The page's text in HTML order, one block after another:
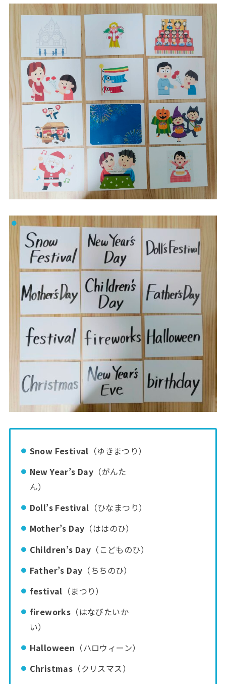
Snow Festival （ゆきまつり）
New Year’s Day （がんた
ん）
Doll’s Festival （ひなまつり）
Mother’s Day （ははのひ）
Children’s Day （こどものひ）
Father’s Day （ちちのひ）
festival （まつり）
fireworks （はなびたいか
い）
Halloween （ハロウィーン）
Christmas （クリスマス）